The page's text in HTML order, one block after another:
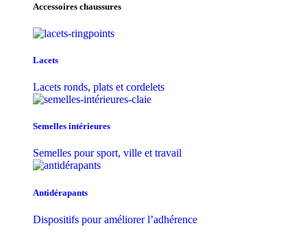
Accessoires chaussures
Lacets
Lacets ronds, plats et cordelets
Semelles intérieures
Semelles pour sport, ville et travail
Antidérapants
Dispositifs pour améliorer l’adhérence